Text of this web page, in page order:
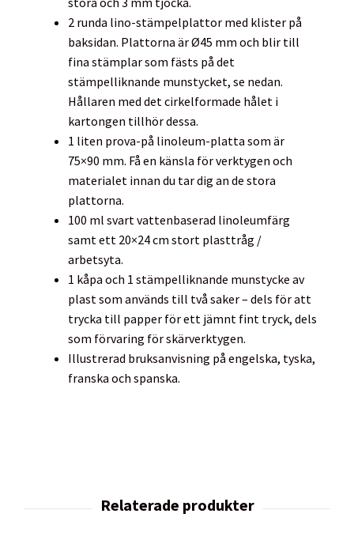
2 runda lino-stämpelplattor med klister på
baksidan. Plattorna är Ø45 mm och blir till
fina stämplar som fästs på det
stämpelliknande munstycket, se nedan.
Hållaren med det cirkelformade hålet i
kartongen tillhör dessa.
1 liten prova-på linoleum-platta som är
75×90 mm. Få en känsla för verktygen och
materialet innan du tar dig an de stora
plattorna.
100 ml svart vattenbaserad linoleumfärg
samt ett 20×24 cm stort plasttråg /
arbetsyta.
1 kåpa och 1 stämpelliknande munstycke av
plast som används till två saker – dels för att
trycka till papper för ett jämnt fint tryck, dels
som förvaring för skärverktygen.
Illustrerad bruksanvisning på engelska, tyska,
franska och spanska.